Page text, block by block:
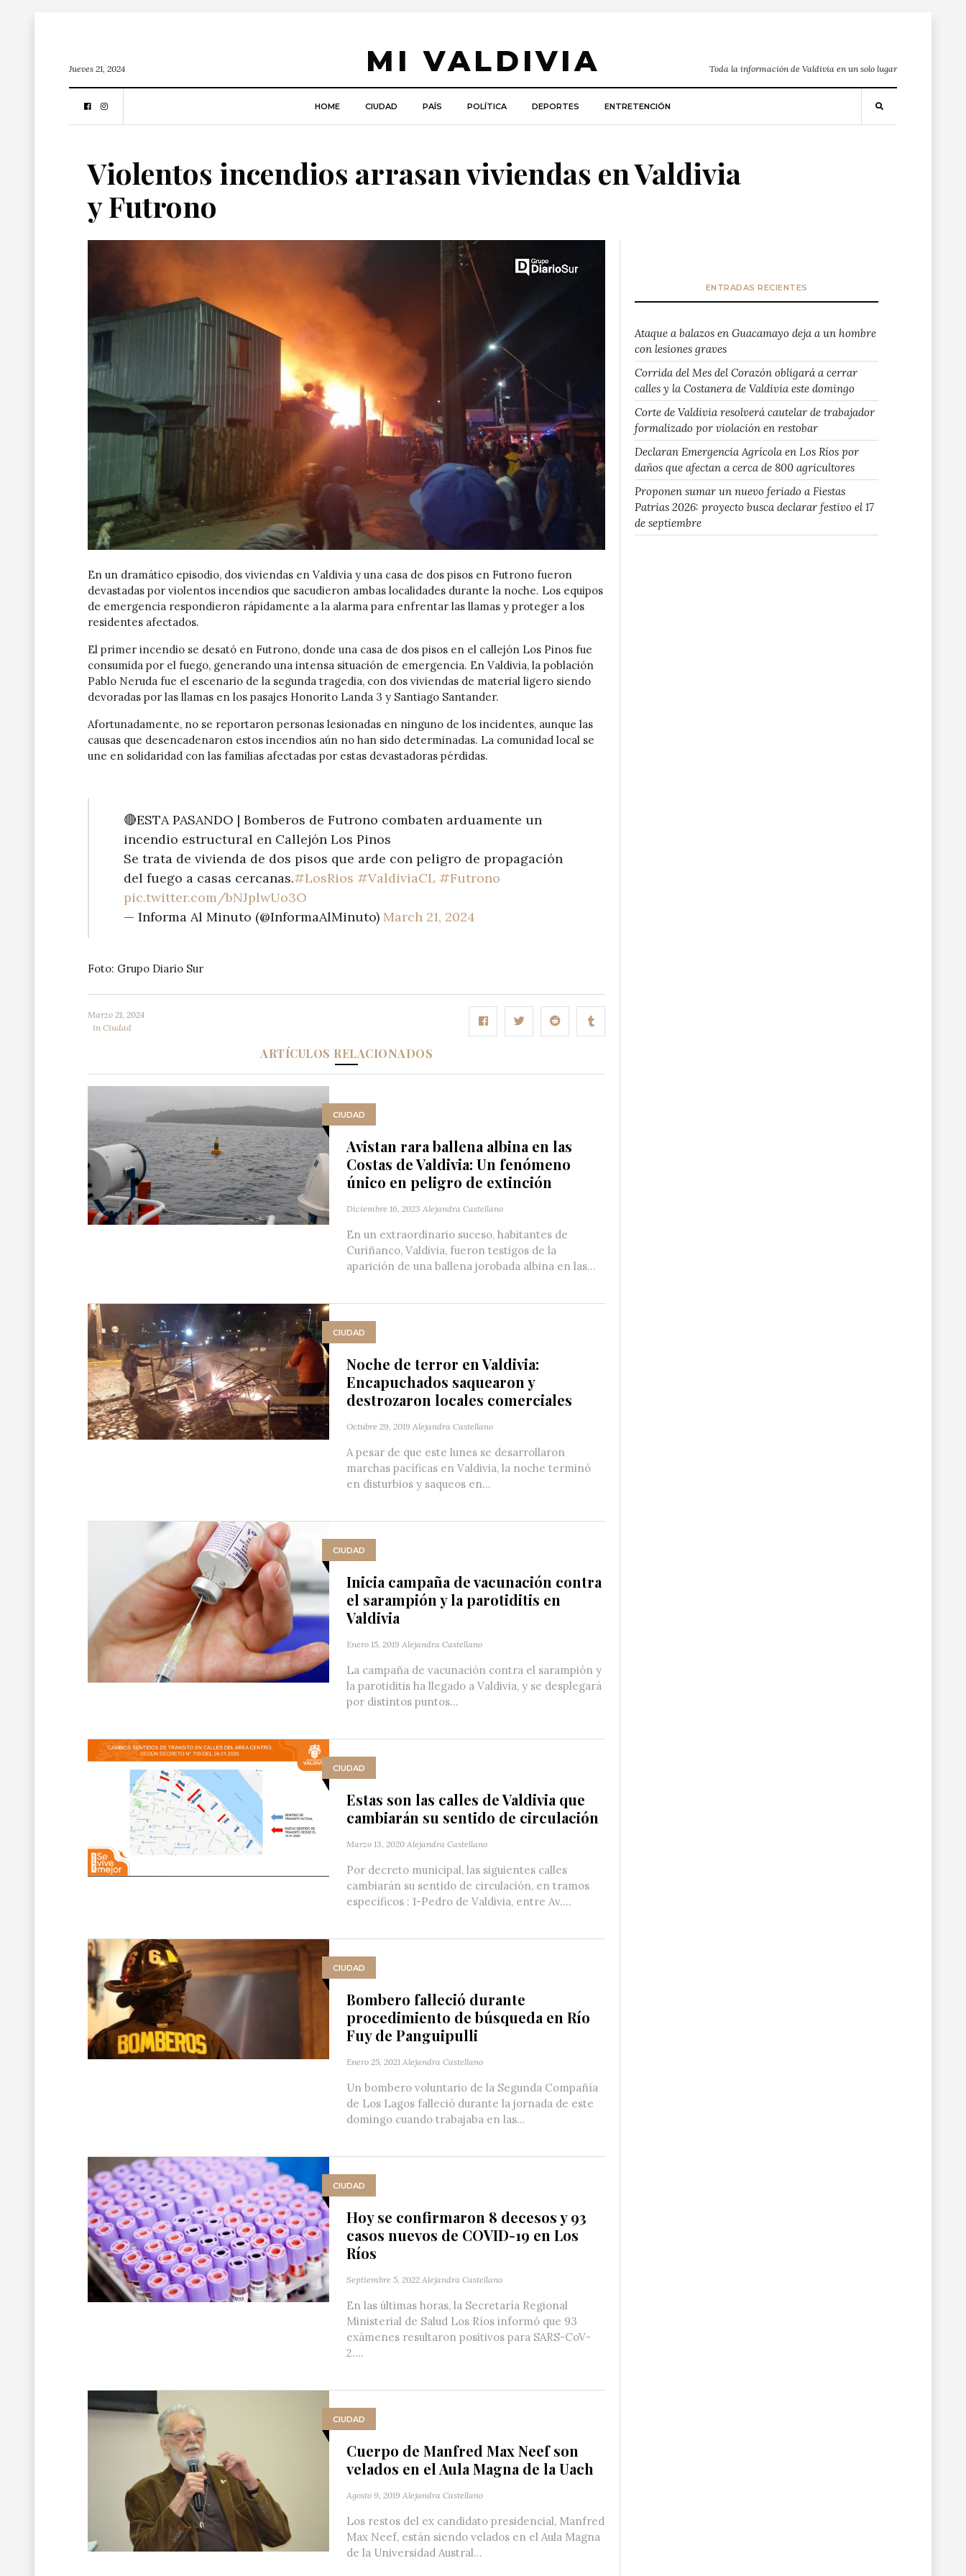
MI VALDIVIA
Jueves 21, 2024 Toda la información de Valdivia en un solo lugar
HOME CIUDAD PAÍS POLÍTICA DEPORTES ENTRETENCIÓN
Violentos incendios arrasan viviendas en Valdivia
y Futrono
En un dramático episodio, dos viviendas en Valdivia y una casa de dos pisos en Futrono fueron
devastadas por violentos incendios que sacudieron ambas localidades durante la noche. Los equipos
de emergencia respondieron rápidamente a la alarma para enfrentar las llamas y proteger a los
residentes afectados.
El primer incendio se desató en Futrono, donde una casa de dos pisos en el callejón Los Pinos fue
consumida por el fuego, generando una intensa situación de emergencia. En Valdivia, la población
Pablo Neruda fue el escenario de la segunda tragedia, con dos viviendas de material ligero siendo
devoradas por las llamas en los pasajes Honorito Landa 3 y Santiago Santander.
Afortunadamente, no se reportaron personas lesionadas en ninguno de los incidentes, aunque las
causas que desencadenaron estos incendios aún no han sido determinadas. La comunidad local se
une en solidaridad con las familias afectadas por estas devastadoras pérdidas.
🔴ESTA PASANDO | Bomberos de Futrono combaten arduamente un
incendio estructural en Callejón Los Pinos
Se trata de vivienda de dos pisos que arde con peligro de propagación
del fuego a casas cercanas.#LosRios #ValdiviaCL #Futrono
pic.twitter.com/bNJplwUo3O
— Informa Al Minuto (@InformaAlMinuto) March 21, 2024
Foto: Grupo Diario Sur
Marzo 21, 2024
in Ciudad
ARTÍCULOS RELACIONADOS
CIUDAD
Avistan rara ballena albina en las
Costas de Valdivia: Un fenómeno
único en peligro de extinción
Diciembre 16, 2023 Alejandra Castellano
En un extraordinario suceso, habitantes de
Curiñanco, Valdivia, fueron testigos de la
aparición de una ballena jorobada albina en las...
CIUDAD
Noche de terror en Valdivia:
Encapuchados saquearon y
destrozaron locales comerciales
Octubre 29, 2019 Alejandra Castellano
A pesar de que este lunes se desarrollaron
marchas pacíficas en Valdivia, la noche terminó
en disturbios y saqueos en...
CIUDAD
Inicia campaña de vacunación contra
el sarampión y la parotiditis en
Valdivia
Enero 15, 2019 Alejandra Castellano
La campaña de vacunación contra el sarampión y
la parotiditis ha llegado a Valdivia, y se desplegará
por distintos puntos...
CIUDAD
Estas son las calles de Valdivia que
cambiarán su sentido de circulación
Marzo 13, 2020 Alejandra Castellano
Por decreto municipal, las siguientes calles
cambiarán su sentido de circulación, en tramos
específicos : 1-Pedro de Valdivia, entre Av....
CIUDAD
Bombero falleció durante
procedimiento de búsqueda en Río
Fuy de Panguipulli
Enero 25, 2021 Alejandra Castellano
Un bombero voluntario de la Segunda Compañía
de Los Lagos falleció durante la jornada de este
domingo cuando trabajaba en las...
CIUDAD
Hoy se confirmaron 8 decesos y 93
casos nuevos de COVID-19 en Los
Ríos
Septiembre 5, 2022 Alejandra Castellano
En las últimas horas, la Secretaría Regional
Ministerial de Salud Los Ríos informó que 93
exámenes resultaron positivos para SARS-CoV-
2....
CIUDAD
Cuerpo de Manfred Max Neef son
velados en el Aula Magna de la Uach
Agosto 9, 2019 Alejandra Castellano
Los restos del ex candidato presidencial, Manfred
Max Neef, están siendo velados en el Aula Magna
de la Universidad Austral...
ENTRADAS RECIENTES
Ataque a balazos en Guacamayo deja a un hombre
con lesiones graves
Corrida del Mes del Corazón obligará a cerrar
calles y la Costanera de Valdivia este domingo
Corte de Valdivia resolverá cautelar de trabajador
formalizado por violación en restobar
Declaran Emergencia Agrícola en Los Ríos por
daños que afectan a cerca de 800 agricultores
Proponen sumar un nuevo feriado a Fiestas
Patrias 2026: proyecto busca declarar festivo el 17
de septiembre